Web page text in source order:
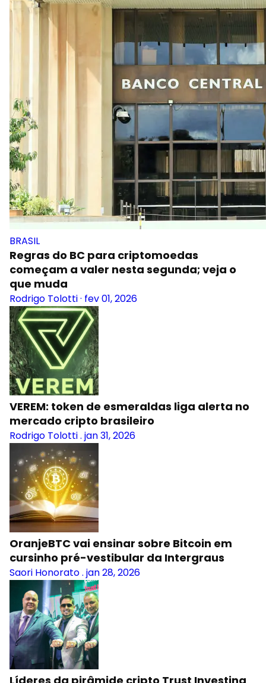
BRASIL
Regras do BC para criptomoedas
começam a valer nesta segunda; veja o
que muda
Rodrigo Tolotti· fev 01, 2026
VEREM: token de esmeraldas liga alerta no
mercado cripto brasileiro
Rodrigo Tolotti. jan 31, 2026
OranjeBTC vai ensinar sobre Bitcoin em
cursinho pré-vestibular da Intergraus
Saori Honorato. jan 28, 2026